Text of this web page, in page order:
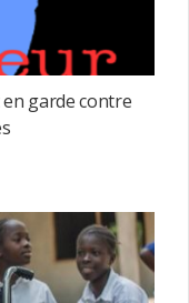
en garde contre